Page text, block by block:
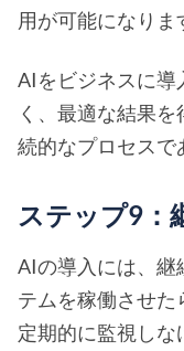
用が可能になりま
AIをビジネスに導
く、最適な結果
続的なプロセスで
ステップ9：
AIの導入には、継
テムを稼働させた
定期的に監視しな